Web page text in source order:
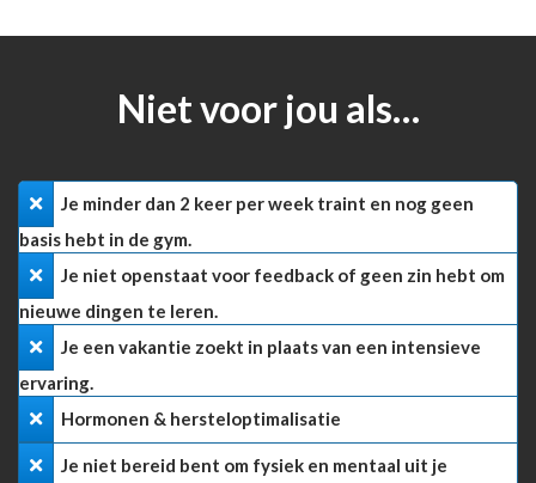
Niet voor jou als…
Je minder dan 2 keer per week traint en nog geen
basis hebt in de gym.
Je niet openstaat voor feedback of geen zin hebt om
nieuwe dingen te leren.
Je een vakantie zoekt in plaats van een intensieve
ervaring.
​Hormonen & hersteloptimalisatie
Je niet bereid bent om fysiek en mentaal uit je